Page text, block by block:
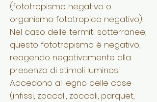
(fototropismo negativo o
organismo fototropico negativo).
Nel caso delle termiti sotterranee,
questo fototropismo è negativo,
reagendo negativamente alla
presenza di stimoli luminosi.
Accedono al legno delle case
(infissi, zoccoli, zoccoli, parquet,